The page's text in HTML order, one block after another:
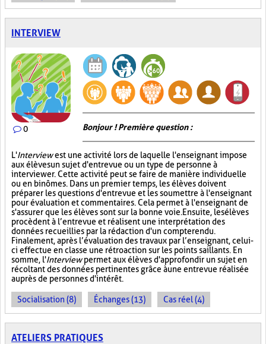
INTERVIEW
0 Bonjour ! Première question :
L'Interviewest une activité lors de laquelle l'enseignant impose
aux élèves un sujet d'entrevue ou un type de personne à
interviewer. Cette activité peut se faire de manière individuelle
ou en binômes. Dans un premier temps, les élèves doivent
préparer les questions d'entrevue et les soumettre à l'enseignant
pour évaluation et commentaires. Cela permet à l'enseignant de
s'assurer que les élèves sont sur la bonne voie. Ensuite, les élèves
procèdent à l’entrevue et réalisent une interprétation des
données recueillies par la rédaction d'un compte rendu.
Finalement, après l’évaluation des travaux par l’enseignant, celui-
ci effectue en classe une rétroaction sur les points saillants. En
somme, l'Interviewpermet aux élèves d'approfondir un sujet en
récoltant des données pertinentes grâce à une entrevue réalisée
auprès de personnes d'intérêt.
Socialisation (8) Échanges (13) Cas réel (4)
ATELIERS PRATIQUES